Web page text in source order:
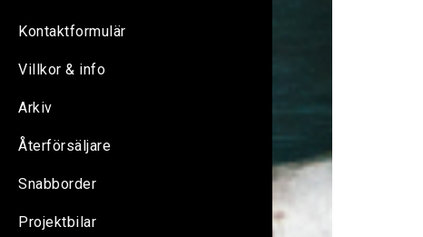
Kontaktformulär
Villkor & info
Arkiv
Återförsäljare
Snabborder
Projektbilar